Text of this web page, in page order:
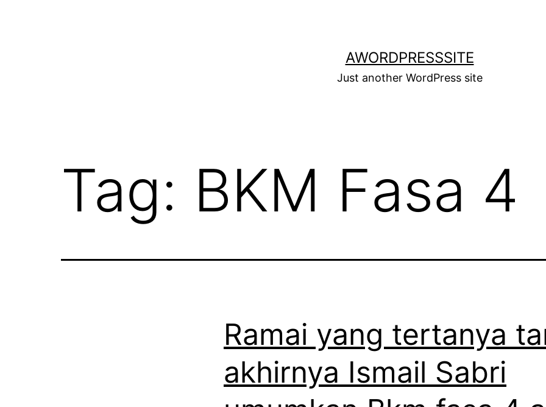
AWORDPRESSSITE
Just another WordPress site
Tag: BKM Fasa 4
Ramai yang tertanya
akhirnya Ismail Sabri